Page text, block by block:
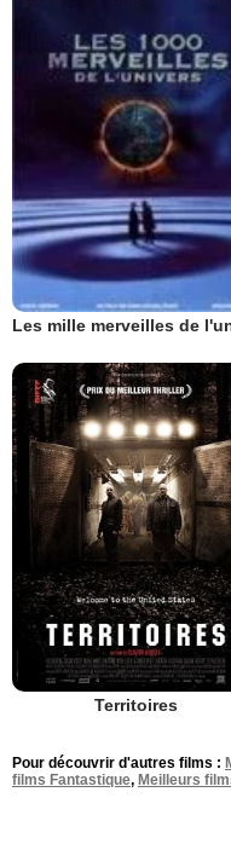
Territoires
Pour découvrir d'autres films :
films Fantastique, Meilleurs